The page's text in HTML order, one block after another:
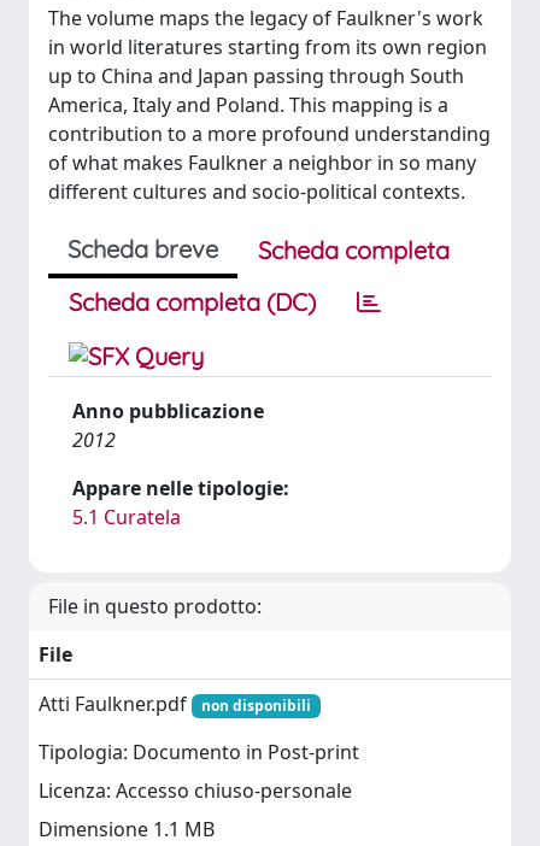
The volume maps the legacy of Faulkner's work
in world literatures starting from its own region
up to China and Japan passing through South
America, Italy and Poland. This mapping is a
contribution to a more profound understanding
of what makes Faulkner a neighbor in so many
different cultures and socio-political contexts.
Scheda breve
Scheda completa
Scheda completa (DC)
Anno pubblicazione
2012
Appare nelle tipologie:
5.1 Curatela
File in questo prodotto:
File
Atti Faulkner.pdf
non disponibili
Tipologia: Documento in Post-print
Licenza: Accesso chiuso-personale
Dimensione 1.1 MB